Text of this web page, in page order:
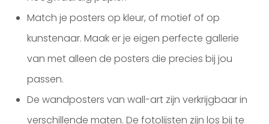
Match je posters op kleur, of motief of op
kunstenaar. Maak er je eigen perfecte gallerie
van met alleen de posters die precies bij jou
passen.
De wandposters van wall-art zijn verkrijgbaar in
verschillende maten. De fotolijsten zijn los bij te